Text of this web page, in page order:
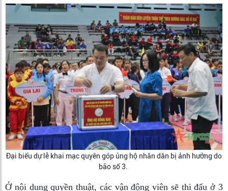
Đại biểu dự lễ khai mạc quyên góp ủng hộ nhân dân bị ảnh hưởng do
bão số 3.
Ở nội dung quyền thuật, các vận động viên sẽ thi đấu ở 3